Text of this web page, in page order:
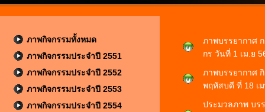
ภาพกิจกรรมทั้งหมด
ภาพกิจกรรมประจำปี 2551
ภาพกิจกรรมประจำปี 2552
ภาพกิจกรรมประจำปี 2553
ภาพกิจกรรมประจำปี 2554
ภาพบรรยากาศ
กร วันที่ 1 เม.ย
ภาพบรรยากาศ
พฤหัสบดี ที่ 18 เ
ประมวลภาพ บร